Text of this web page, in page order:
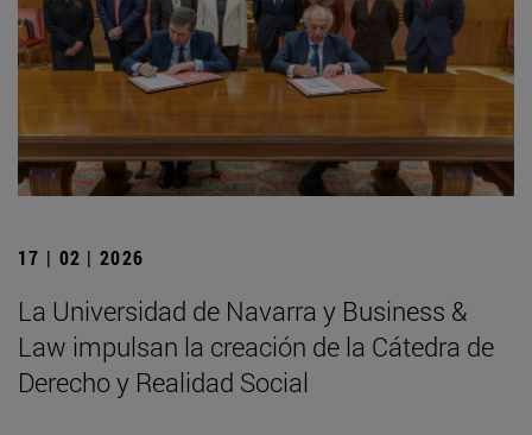
17 | 02 | 2026
La Universidad de Navarra y Business &
Law impulsan la creación de la Cátedra de
Derecho y Realidad Social